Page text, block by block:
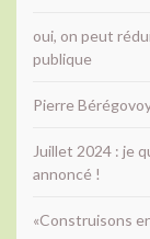
oui, on peut
publique
Pierre
Juillet 2024 : je
annoncé !
«Construisons